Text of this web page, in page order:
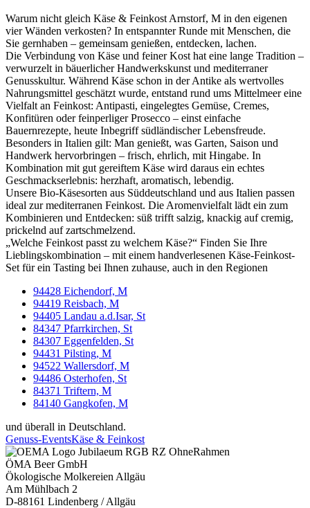
Warum nicht gleich Käse & Feinkost Arnstorf, M in den eigenen
vier Wänden verkosten? In entspannter Runde mit Menschen, die
Sie gernhaben – gemeinsam genießen, entdecken, lachen.
Die Verbindung von Käse und feiner Kost hat eine lange Tradition –
verwurzelt in bäuerlicher Handwerkskunst und mediterraner
Genusskultur. Während Käse schon in der Antike als wertvolles
Nahrungsmittel geschätzt wurde, entstand rund ums Mittelmeer eine
Vielfalt an Feinkost: Antipasti, eingelegtes Gemüse, Cremes,
Konfitüren oder feinperliger Prosecco – einst einfache
Bauernrezepte, heute Inbegriff südländischer Lebensfreude.
Besonders in Italien gilt: Man genießt, was Garten, Saison und
Handwerk hervorbringen – frisch, ehrlich, mit Hingabe. In
Kombination mit gut gereiftem Käse wird daraus ein echtes
Geschmackserlebnis: herzhaft, aromatisch, lebendig.
Unsere Bio-Käsesorten aus Süddeutschland und aus Italien passen
ideal zur mediterranen Feinkost. Die Aromenvielfalt lädt ein zum
Kombinieren und Entdecken: süß trifft salzig, knackig auf cremig,
prickelnd auf zartschmelzend.
„Welche Feinkost passt zu welchem Käse?“ Finden Sie Ihre
Lieblingskombination – mit einem handverlesenen Käse-Feinkost-
Set für ein Tasting bei Ihnen zuhause, auch in den Regionen
94428 Eichendorf, M
94419 Reisbach, M
94405 Landau a.d.Isar, St
84347 Pfarrkirchen, St
84307 Eggenfelden, St
94431 Pilsting, M
94522 Wallersdorf, M
94486 Osterhofen, St
84371 Triftern, M
84140 Gangkofen, M
und überall in Deutschland.
Genuss-EventsKäse & Feinkost
ÖMA Beer GmbH
Ökologische Molkereien Allgäu
Am Mühlbach 2
D-88161 Lindenberg / Allgäu